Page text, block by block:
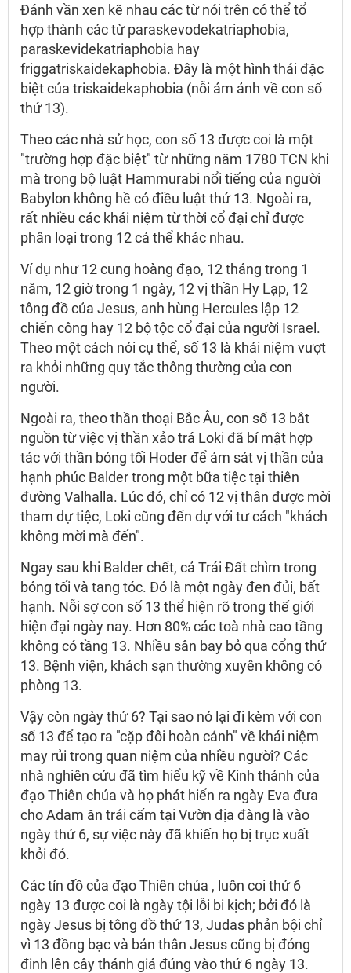
Đánh vần xen kẽ nhau các từ nói trên có thể tổ
hợp thành các từ paraskevodekatriaphobia,
paraskevidekatriaphobia hay
friggatriskaidekaphobia. Đây là một hình thái đặc
biệt của triskaidekaphobia (nỗi ám ảnh về con số
thứ 13).
Theo các nhà sử học, con số 13 được coi là một
"trường hợp đặc biệt" từ những năm 1780 TCN khi
mà trong bộ luật Hammurabi nổi tiếng của người
Babylon không hề có điều luật thứ 13. Ngoài ra,
rất nhiều các khái niệm từ thời cổ đại chỉ được
phân loại trong 12 cá thể khác nhau.
Ví dụ như 12 cung hoàng đạo, 12 tháng trong 1
năm, 12 giờ trong 1 ngày, 12 vị thần Hy Lạp, 12
tông đồ của Jesus, anh hùng Hercules lập 12
chiến công hay 12 bộ tộc cổ đại của người Israel.
Theo một cách nói cụ thể, số 13 là khái niệm vượt
ra khỏi những quy tắc thông thường của con
người.
Ngoài ra, theo thần thoại Bắc Âu, con số 13 bắt
nguồn từ việc vị thần xảo trá Loki đã bí mật hợp
tác với thần bóng tối Hoder để ám sát vị thần của
hạnh phúc Balder trong một bữa tiệc tại thiên
đường Valhalla. Lúc đó, chỉ có 12 vị thân được mời
tham dự tiệc, Loki cũng đến dự với tư cách "khách
không mời mà đến".
Ngay sau khi Balder chết, cả Trái Đất chìm trong
bóng tối và tang tóc. Đó là một ngày đen đủi, bất
hạnh. Nỗi sợ con số 13 thể hiện rõ trong thế giới
hiện đại ngày nay. Hơn 80% các toà nhà cao tầng
không có tầng 13. Nhiều sân bay bỏ qua cổng thứ
13. Bệnh viện, khách sạn thường xuyên không có
phòng 13.
Vậy còn ngày thứ 6? Tại sao nó lại đi kèm với con
số 13 để tạo ra "cặp đôi hoàn cảnh" về khái niệm
may rủi trong quan niệm của nhiều người? Các
nhà nghiên cứu đã tìm hiểu kỹ về Kinh thánh của
đạo Thiên chúa và họ phát hiển ra ngày Eva đưa
cho Adam ăn trái cấm tại Vườn địa đàng là vào
ngày thứ 6, sự việc này đã khiến họ bị trục xuất
khỏi đó.
Các tín đồ của đạo Thiên chúa , luôn coi thứ 6
ngày 13 được coi là ngày tội lỗi bi kịch; bởi đó là
ngày Jesus bị tông đồ thứ 13, Judas phản bội chỉ
vì 13 đồng bạc và bản thân Jesus cũng bị đóng
đinh lên cây thánh giá đúng vào thứ 6 ngày 13.